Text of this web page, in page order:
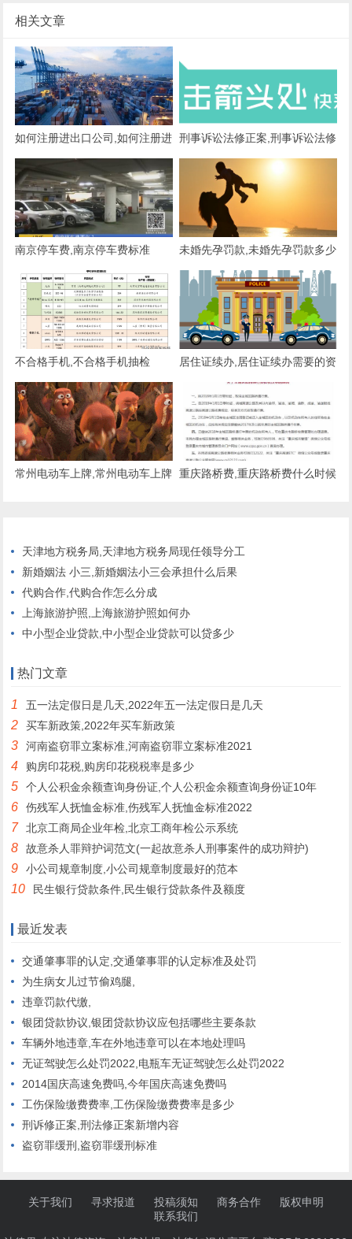
相关文章
如何注册进出口公司,如何注册进
出口贸易公司流程
刑事诉讼法修正案,刑事诉讼法修
正案2018全文
南京停车费,南京停车费标准
未婚先孕罚款,未婚先孕罚款多少
不合格手机,不合格手机抽检
居住证续办,居住证续办需要的资
常州电动车上牌,常州电动车上牌
重庆路桥费,重庆路桥费什么时候
天津地方税务局,天津地方税务局现任领导分工
新婚姻法 小三,新婚姻法小三会承担什么后果
代购合作,代购合作怎么分成
上海旅游护照,上海旅游护照如何办
中小型企业贷款,中小型企业贷款可以贷多少
热门文章
1 五一法定假日是几天,2022年五一法定假日是几天
2 买车新政策,2022年买车新政策
3 河南盗窃罪立案标准,河南盗窃罪立案标准2021
4 购房印花税,购房印花税税率是多少
5 个人公积金余额查询身份证,个人公积金余额查询身份证10年
6 伤残军人抚恤金标准,伤残军人抚恤金标准2022
7 北京工商局企业年检,北京工商年检公示系统
8 故意杀人罪辩护词范文(一起故意杀人刑事案件的成功辩护)
9 小公司规章制度,小公司规章制度最好的范本
10 民生银行贷款条件,民生银行贷款条件及额度
最近发表
交通肇事罪的认定,交通肇事罪的认定标准及处罚
为生病女儿过节偷鸡腿,
违章罚款代缴,
银团贷款协议,银团贷款协议应包括哪些主要条款
车辆外地违章,车在外地违章可以在本地处理吗
无证驾驶怎么处罚2022,电瓶车无证驾驶怎么处罚2022
2014国庆高速免费吗,今年国庆高速免费吗
工伤保险缴费费率,工伤保险缴费费率是多少
刑诉修正案,刑法修正案新增内容
盗窃罪缓刑,盗窃罪缓刑标准
关于我们 寻求报道 投稿须知 商务合作
版权申明
联系我们